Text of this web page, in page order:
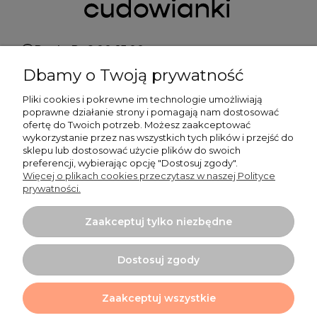
Pn do Pt 9:00-15:00
+48 519 462 010
kontakt@cudowianki.pl
Ważne sprawy
Dodatkowe informacje
Tu mnie znajdziesz
Projekt i wykonanie:Ecommercy.pl
Dbamy o Twoją prywatność
Pliki cookies i pokrewne im technologie umożliwiają
poprawne działanie strony i pomagają nam dostosować
ofertę do Twoich potrzeb. Możesz zaakceptować
wykorzystanie przez nas wszystkich tych plików i przejść do
sklepu lub dostosować użycie plików do swoich
preferencji, wybierając opcję "Dostosuj zgody".
Więcej o plikach cookies przeczytasz w naszej Polityce
prywatności.
Zaakceptuj tylko niezbędne
Dostosuj zgody
Zaakceptuj wszystkie